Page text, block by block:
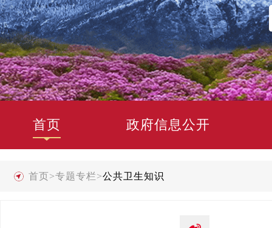
首页 政府信息公开
首页>专题专栏>公共卫生知识